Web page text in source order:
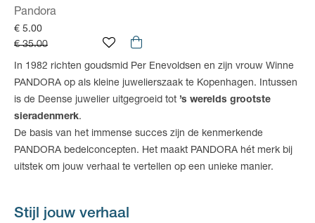
Pandora
€ 35.00
€ 5.00
In 1982 richten goudsmid Per Enevoldsen en zijn vrouw Winne
PANDORA op als kleine juwelierszaak te Kopenhagen. Intussen
is de Deense juwelier uitgegroeid tot ’s werelds grootste
sieradenmerk.
De basis van het immense succes zijn de kenmerkende
PANDORA bedelconcepten. Het maakt PANDORA hét merk bij
uitstek om jouw verhaal te vertellen op een unieke manier.
Stijl jouw verhaal